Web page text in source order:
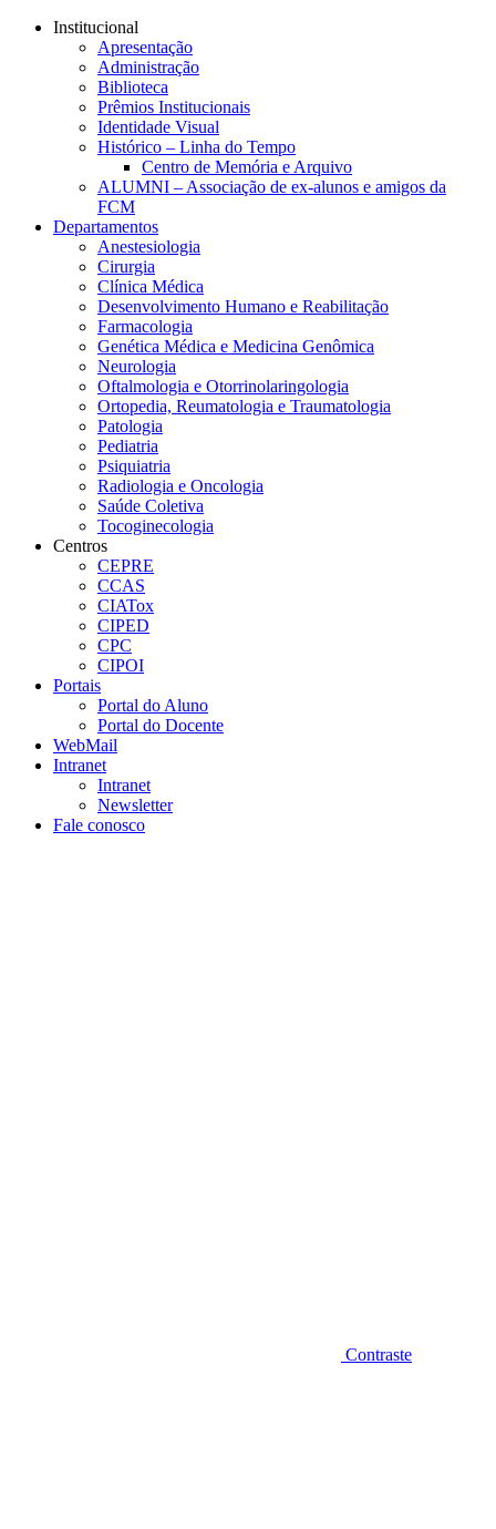
Conteúdo principal
Institucional
Apresentação
Administração
Biblioteca
Prêmios Institucionais
Identidade Visual
Histórico – Linha do Tempo
Centro de Memória e Arquivo
ALUMNI – Associação de ex-alunos e amigos da
FCM
Departamentos
Anestesiologia
Cirurgia
Clínica Médica
Desenvolvimento Humano e Reabilitação
Farmacologia
Genética Médica e Medicina Genômica
Neurologia
Oftalmologia e Otorrinolaringologia
Ortopedia, Reumatologia e Traumatologia
Patologia
Pediatria
Psiquiatria
Radiologia e Oncologia
Saúde Coletiva
Tocoginecologia
Centros
CEPRE
CCAS
CIATox
CIPED
CPC
CIPOI
Portais
Portal do Aluno
Portal do Docente
WebMail
Intranet
Intranet
Newsletter
Fale conosco
Contraste